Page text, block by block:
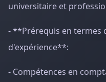
universitaire et
- **Prérequis en termes
d'expérience**:
- Compétences en